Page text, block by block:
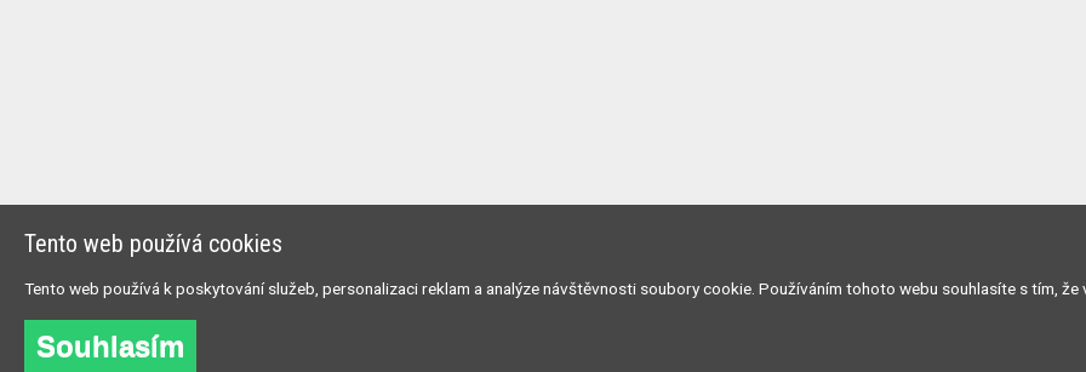
Tento web používá cookies
Tento web používá k poskytování služeb, personalizaci reklam a analýze návštěvnosti soubory cookie. Používáním tohoto webu souhlasíte s tím, že
Souhlasím